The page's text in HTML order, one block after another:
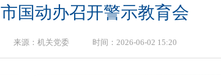
市国动办召开警示教育会
来源：机关党委 时间：2026-06-02 15:20